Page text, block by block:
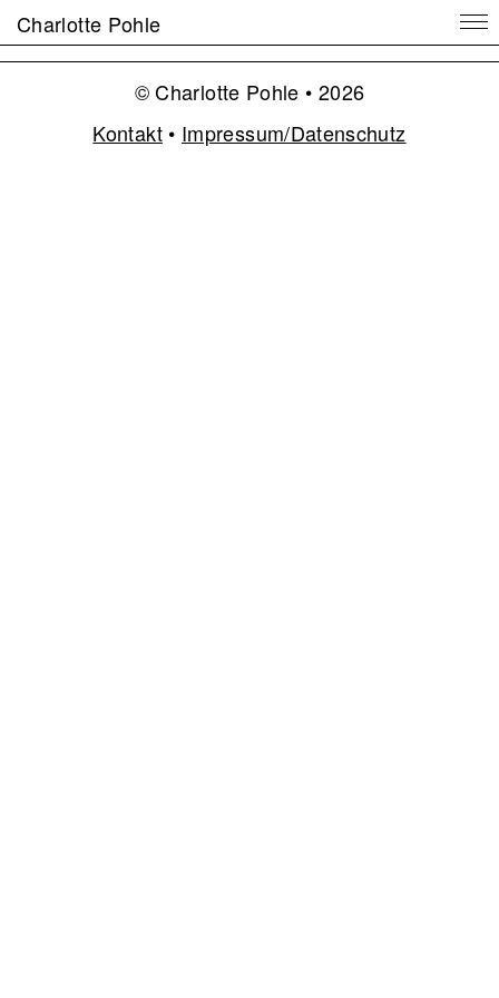
Charlotte Pohle
© Charlotte Pohle • 2026
Kontakt• Impressum/Datenschutz